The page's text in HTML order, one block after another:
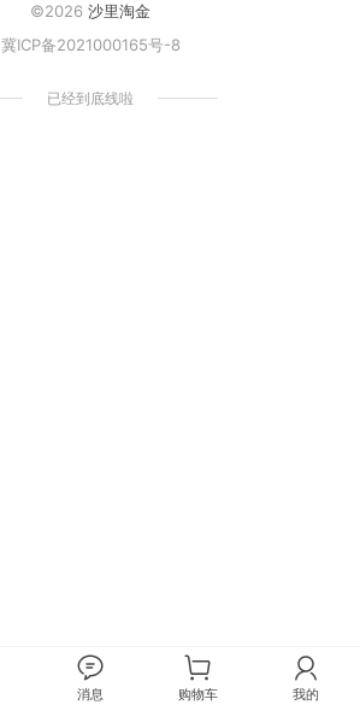
©2026 沙里淘金
冀ICP备2021000165号-8
已经到底线啦
消息 购物车 我的